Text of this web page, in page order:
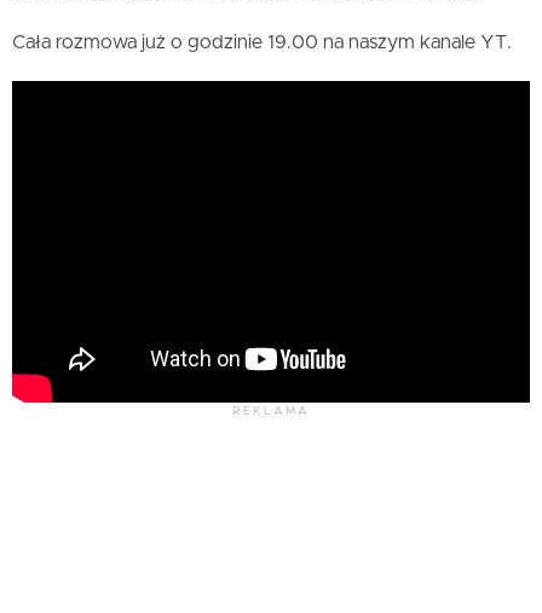
Cała rozmowa już o godzinie 19.00 na naszym kanale YT.
REKLAMA